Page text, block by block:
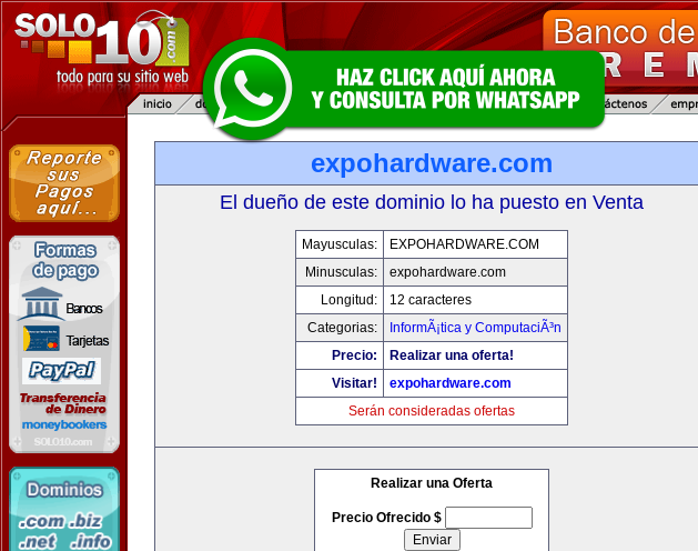
expohardware.com
El dueño de este dominio lo ha puesto en Venta
Mayusculas:
EXPOHARDWARE.COM
Minusculas:
expohardware.com
Longitud:
12 caracteres
Categorias:
InformÃ¡tica y ComputaciÃ³n
Precio:
Realizar una oferta!
Visitar!
expohardware.com
Serán consideradas ofertas
Realizar una Oferta
Precio Ofrecido $